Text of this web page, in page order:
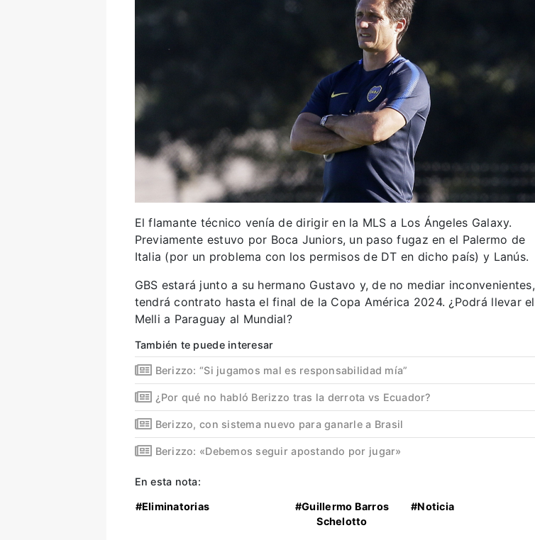
El flamante técnico venía de dirigir en la MLS a Los Ángeles Galaxy.
Previamente estuvo por Boca Juniors, un paso fugaz en el Palermo de
Italia (por un problema con los permisos de DT en dicho país) y Lanús.
GBS estará junto a su hermano Gustavo y, de no mediar inconvenientes,
tendrá contrato hasta el final de la Copa América 2024. ¿Podrá llevar el
Melli a Paraguay al Mundial?
También te puede interesar
Berizzo: “Si jugamos mal es responsabilidad mía”
¿Por qué no habló Berizzo tras la derrota vs Ecuador?
Berizzo, con sistema nuevo para ganarle a Brasil
Berizzo: «Debemos seguir apostando por jugar»
En esta nota:
#Eliminatorias
#Guillermo Barros
Schelotto
#Noticia